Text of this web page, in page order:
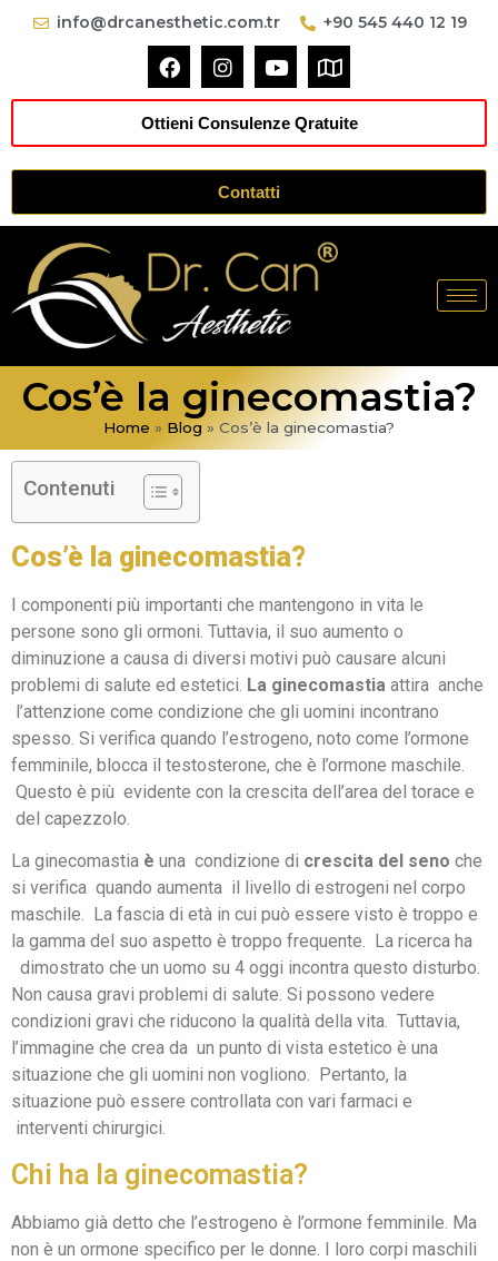
info@drcanesthetic.com.tr +90 545 440 12 19
Ottieni Consulenze Qratuite
Contatti
Cos’è la ginecomastia?
Home » Blog » Cos’è la ginecomastia?
Contenuti
Cos’è la ginecomastia?
I componenti più importanti che mantengono in vita le
persone sono gli ormoni. Tuttavia, il suo aumento o
diminuzione a causa di diversi motivi può causare alcuni
problemi di salute ed estetici. La ginecomastia attira anche
l’attenzione come condizione che gli uomini incontrano
spesso. Si verifica quando l’estrogeno, noto come l’ormone
femminile, blocca il testosterone, che è l’ormone maschile.
Questo è più evidente con la crescita dell’area del torace e
del capezzolo.
La ginecomastia è una condizione di crescita del seno che
si verifica quando aumenta il livello di estrogeni nel corpo
maschile. La fascia di età in cui può essere visto è troppo e
la gamma del suo aspetto è troppo frequente. La ricerca ha
dimostrato che un uomo su 4 oggi incontra questo disturbo.
Non causa gravi problemi di salute. Si possono vedere
condizioni gravi che riducono la qualità della vita. Tuttavia,
l’immagine che crea da un punto di vista estetico è una
situazione che gli uomini non vogliono. Pertanto, la
situazione può essere controllata con vari farmaci e
interventi chirurgici.
Chi ha la ginecomastia?
Abbiamo già detto che l’estrogeno è l’ormone femminile. Ma
non è un ormone specifico per le donne. I loro corpi maschili